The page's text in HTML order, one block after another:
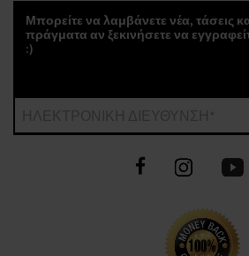
Μπορείτε να λαμβάνετε νέα, τάσεις
πράγματα αν ξεκινήσετε να
:)